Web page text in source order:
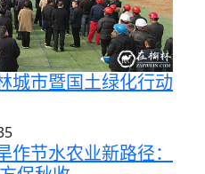
城市暨国土绿化行动
节水农业新路径：